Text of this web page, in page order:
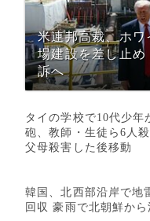
米連邦高裁、ホ
場建設を差し止
訴へ
タイの学校で10代少年
砲、教師・生徒ら6人
父母殺害した後移動
韓国、北西部沿岸で地
回収 豪雨で北朝鮮か